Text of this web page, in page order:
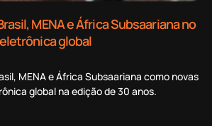
MENA e África Subsaariana no
global
MENA e África Subsaariana como novas
global na edição de 30 anos.